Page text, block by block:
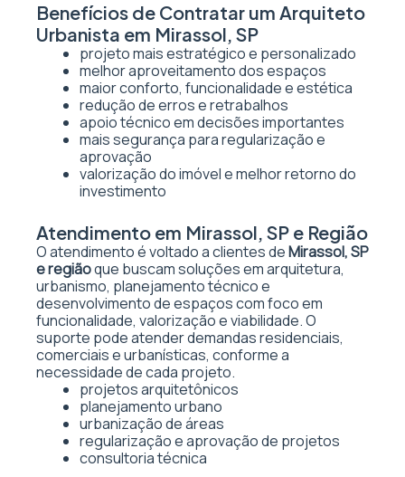
Benefícios de Contratar um Arquiteto
Urbanista em Mirassol, SP
projeto mais estratégico e personalizado
melhor aproveitamento dos espaços
maior conforto, funcionalidade e estética
redução de erros e retrabalhos
apoio técnico em decisões importantes
mais segurança para regularização e
aprovação
valorização do imóvel e melhor retorno do
investimento
Atendimento em Mirassol, SP e Região
O atendimento é voltado a clientes deMirassol, SP
e regiãoque buscam soluções em arquitetura,
urbanismo, planejamento técnico e
desenvolvimento de espaços com foco em
funcionalidade, valorização e viabilidade. O
suporte pode atender demandas residenciais,
comerciais e urbanísticas, conforme a
necessidade de cada projeto.
projetos arquitetônicos
planejamento urbano
urbanização de áreas
regularização e aprovação de projetos
consultoria técnica